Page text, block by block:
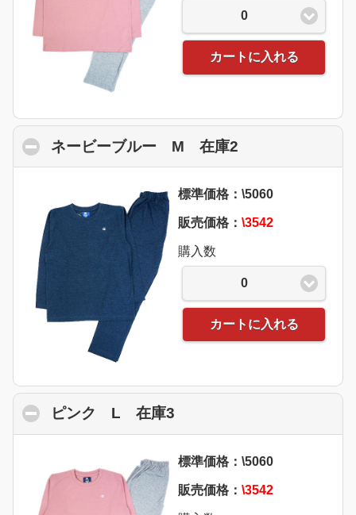
0
カートに入れる
ネービーブルー M 在庫2
標準価格：\5060
販売価格： \3542
購入数
0
カートに入れる
ピンク L 在庫3
標準価格：\5060
販売価格： \3542